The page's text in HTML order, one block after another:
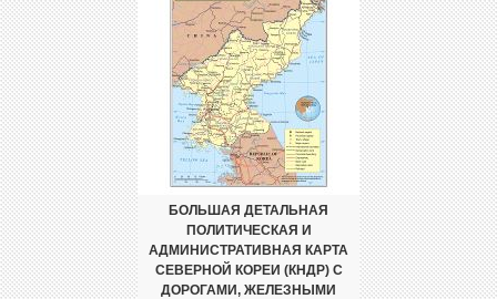
БОЛЬШАЯ ДЕТАЛЬНАЯ
ПОЛИТИЧЕСКАЯ И
АДМИНИСТРАТИВНАЯ КАРТА
СЕВЕРНОЙ КОРЕИ (КНДР) С
ДОРОГАМИ, ЖЕЛЕЗНЫМИ